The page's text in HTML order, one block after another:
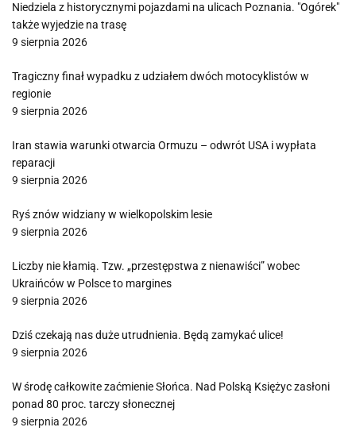
Niedziela z historycznymi pojazdami na ulicach Poznania. "Ogórek"
także wyjedzie na trasę
9 sierpnia 2026
Tragiczny finał wypadku z udziałem dwóch motocyklistów w
regionie
9 sierpnia 2026
Iran stawia warunki otwarcia Ormuzu – odwrót USA i wypłata
reparacji
9 sierpnia 2026
Ryś znów widziany w wielkopolskim lesie
9 sierpnia 2026
Liczby nie kłamią. Tzw. „przestępstwa z nienawiści” wobec
Ukraińców w Polsce to margines
9 sierpnia 2026
Dziś czekają nas duże utrudnienia. Będą zamykać ulice!
9 sierpnia 2026
W środę całkowite zaćmienie Słońca. Nad Polską Księżyc zasłoni
ponad 80 proc. tarczy słonecznej
9 sierpnia 2026